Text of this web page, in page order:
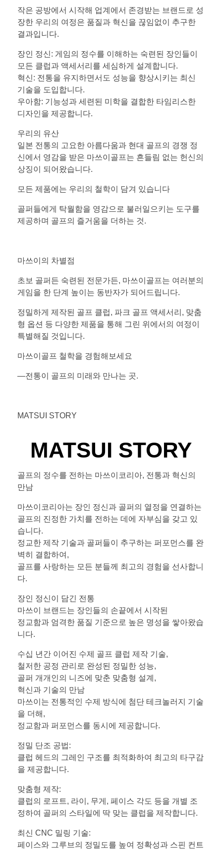
작은 공방에서 시작해 업계에서 존경받는 브랜드로 성
장한 우리의 여정은 품질과 혁신을 끊임없이 추구한
결과입니다.
장인 정신: 게임의 정수를 이해하는 숙련된 장인들이
모든 클럽과 액세서리를 세심하게 설계합니다.
혁신: 전통을 유지하면서도 성능을 향상시키는 최신
기술을 도입합니다.
우아함: 기능성과 세련된 미학을 결합한 타임리스한
디자인을 제공합니다.
우리의 유산
일본 전통의 고요한 아름다움과 현대 골프의 경쟁 정
신에서 영감을 받은 마쓰이골프는 흔들림 없는 헌신의
상징이 되어왔습니다.
모든 제품에는 우리의 철학이 담겨 있습니다
골퍼들에게 탁월함을 영감으로 불러일으키는 도구를
제공하며 골프의 즐거움을 더하는 것.
마쓰이의 차별점
초보 골퍼든 숙련된 전문가든, 마쓰이골프는 여러분의
게임을 한 단계 높이는 동반자가 되어드립니다.
정밀하게 제작된 골프 클럽, 파크 골프 액세서리, 맞춤
형 옵션 등 다양한 제품을 통해 그린 위에서의 여정이
특별해질 것입니다.
마쓰이골프 철학을 경험해보세요
—전통이 골프의 미래와 만나는 곳.
MATSUI STORY
MATSUI STORY
골프의 정수를 전하는 마쓰이코리아, 전통과 혁신의
만남
마쓰이코리아는 장인 정신과 골퍼의 열정을 연결하는
골프의 진정한 가치를 전하는 데에 자부심을 갖고 있
습니다.
정교한 제작 기술과 골퍼들이 추구하는 퍼포먼스를 완
벽히 결합하여,
골프를 사랑하는 모든 분들께 최고의 경험을 선사합니
다.
장인 정신이 담긴 전통
마쓰이 브랜드는 장인들의 손끝에서 시작된
정교함과 엄격한 품질 기준으로 높은 명성을 쌓아왔습
니다.
수십 년간 이어진 수제 골프 클럽 제작 기술,
철저한 공정 관리로 완성된 정밀한 성능,
골퍼 개개인의 니즈에 맞춘 맞춤형 설계,
혁신과 기술의 만남
마쓰이는 전통적인 수제 방식에 첨단 테크놀러지 기술
을 더해,
정교함과 퍼포먼스를 동시에 제공합니다.
정밀 단조 공법:
클럽 헤드의 그레인 구조를 최적화하여 최고의 타구감
을 제공합니다.
맞춤형 제작:
클럽의 로프트, 라이, 무게, 페이스 각도 등을 개별 조
정하여 골퍼의 스타일에 딱 맞는 클럽을 제작합니다.
최신 CNC 밀링 기술:
페이스와 그루브의 정밀도를 높여 정확성과 스핀 컨트